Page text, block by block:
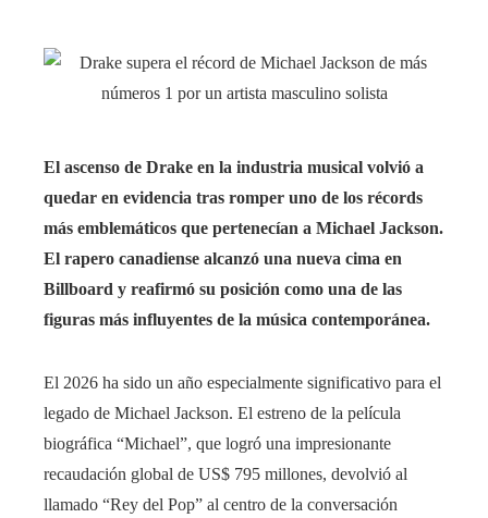
El ascenso de Drake en la industria musical volvió a
quedar en evidencia tras romper uno de los récords
más emblemáticos que pertenecían a Michael Jackson.
El rapero canadiense alcanzó una nueva cima en
Billboard y reafirmó su posición como una de las
figuras más influyentes de la música contemporánea.
El 2026 ha sido un año especialmente significativo para el
legado de Michael Jackson. El estreno de la película
biográfica “Michael”, que logró una impresionante
recaudación global de US$ 795 millones, devolvió al
llamado “Rey del Pop” al centro de la conversación